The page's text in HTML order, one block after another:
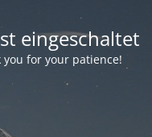
eingeschaltet
for your patience!